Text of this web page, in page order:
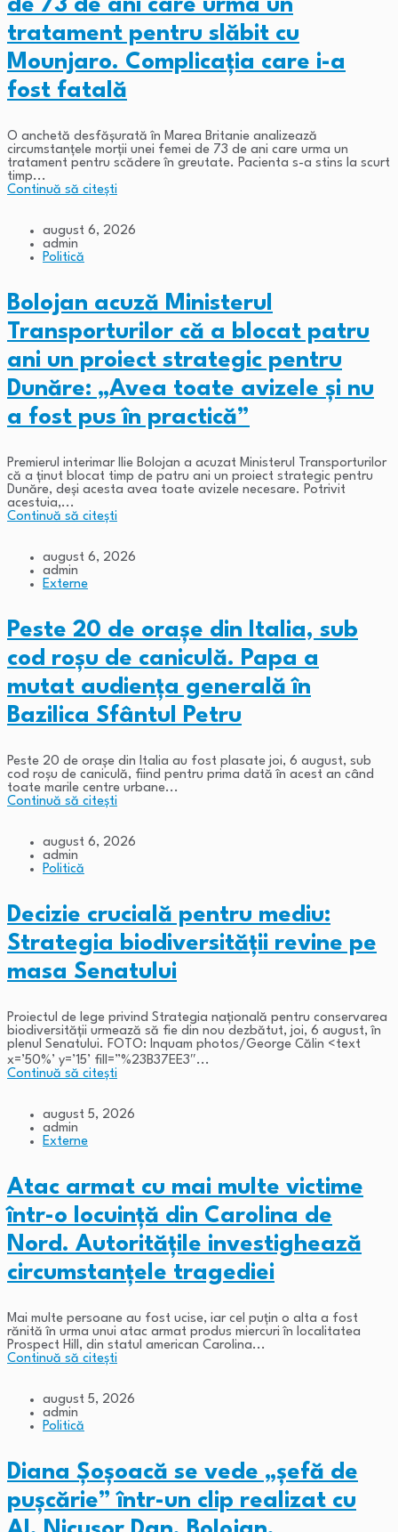
de 73 de ani care urma un
tratament pentru slăbit cu
Mounjaro. Complicația care i-a
fost fatală
O anchetă desfășurată în Marea Britanie analizează
circumstanțele morții unei femei de 73 de ani care urma un
tratament pentru scădere în greutate. Pacienta s-a stins la scurt
timp...
Continuă să citești
august 6, 2026
admin
Politică
Bolojan acuză Ministerul
Transporturilor că a blocat patru
ani un proiect strategic pentru
Dunăre: „Avea toate avizele și nu
a fost pus în practică”
Premierul interimar Ilie Bolojan a acuzat Ministerul Transporturilor
că a ținut blocat timp de patru ani un proiect strategic pentru
Dunăre, deși acesta avea toate avizele necesare. Potrivit
acestuia,...
Continuă să citești
august 6, 2026
admin
Externe
Peste 20 de orașe din Italia, sub
cod roșu de caniculă. Papa a
mutat audiența generală în
Bazilica Sfântul Petru
Peste 20 de orașe din Italia au fost plasate joi, 6 august, sub
cod roșu de caniculă, fiind pentru prima dată în acest an când
toate marile centre urbane...
Continuă să citești
august 6, 2026
admin
Politică
Decizie crucială pentru mediu:
Strategia biodiversității revine pe
masa Senatului
Proiectul de lege privind Strategia naţională pentru conservarea
biodiversităţii urmează să fie din nou dezbătut, joi, 6 august, în
plenul Senatului. FOTO: Inquam photos/George Călin <text
x=’50%’ y=’15’ fill=”%23B37EE3″...
Continuă să citești
august 5, 2026
admin
Externe
Atac armat cu mai multe victime
într-o locuință din Carolina de
Nord. Autoritățile investighează
circumstanțele tragediei
Mai multe persoane au fost ucise, iar cel puțin o alta a fost
rănită în urma unui atac armat produs miercuri în localitatea
Prospect Hill, din statul american Carolina...
Continuă să citești
august 5, 2026
admin
Politică
Diana Șoșoacă se vede „șefă de
pușcărie” într-un clip realizat cu